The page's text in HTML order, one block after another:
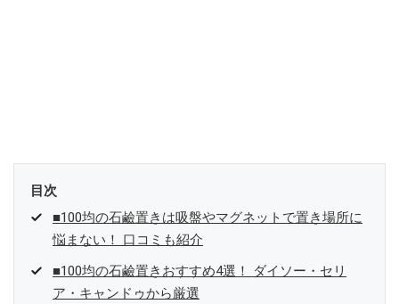
目次
■100均の石鹼置きは吸盤やマグネットで置き場所に
悩まない！ 口コミも紹介
■100均の石鹼置きおすすめ4選！ ダイソー・セリ
ア・キャンドゥから厳選